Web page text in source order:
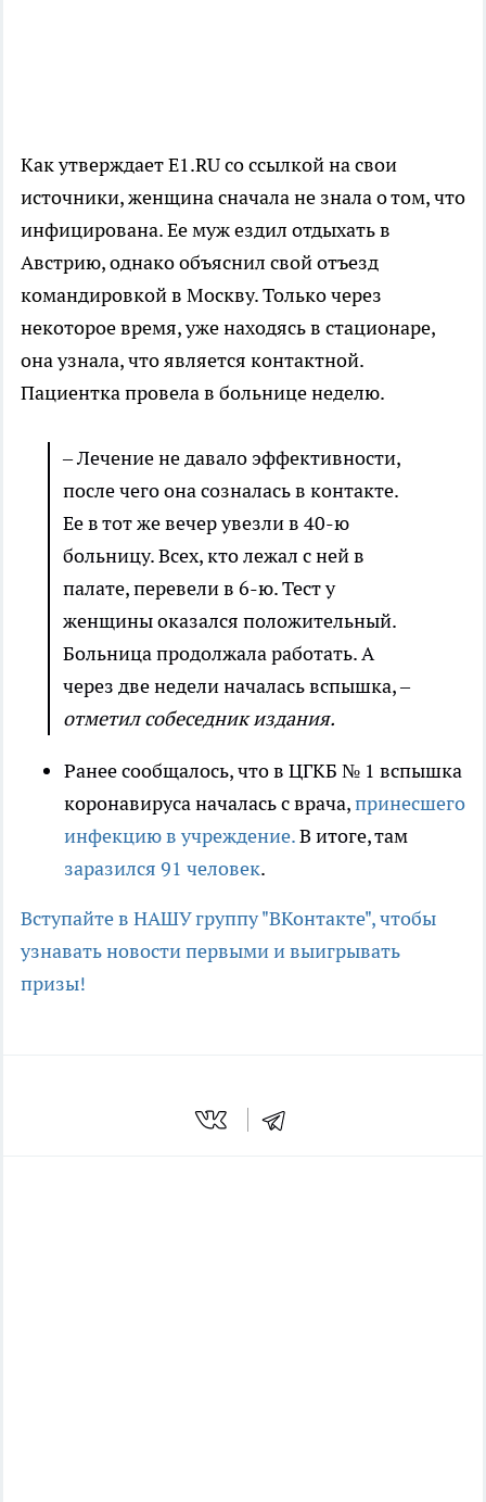
Как утверждает E1.RU со ссылкой на свои
источники, женщина сначала не знала о том, что
инфицирована. Ее муж ездил отдыхать в
Австрию, однако объяснил свой отъезд
командировкой в Москву. Только через
некоторое время, уже находясь в стационаре,
она узнала, что является контактной.
Пациентка провела в больнице неделю.
–Лечение не давало эффективности,
после чего она созналась в контакте.
Ее в тот же вечер увезли в 40-ю
больницу. Всех, кто лежал с ней в
палате, перевели в 6-ю. Тест у
женщины оказался положительный.
Больница продолжала работать. А
через две недели началась вспышка,–
отметил собеседник издания.
Ранее сообщалось, что в ЦГКБ № 1 вспышка
коронавируса началась с врача,принесшего
инфекцию в учреждение.В итоге, там
заразился 91 человек.
Вступайте в НАШУ группу "ВКонтакте", чтобы
узнавать новости первыми и выигрывать
призы!